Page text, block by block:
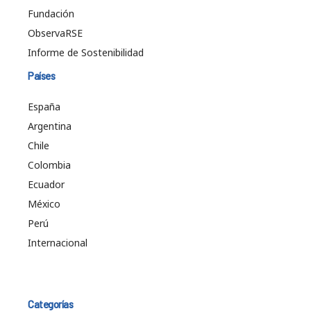
Fundación
ObservaRSE
Informe de Sostenibilidad
Países
España
Argentina
Chile
Colombia
Ecuador
México
Perú
Internacional
Categorías